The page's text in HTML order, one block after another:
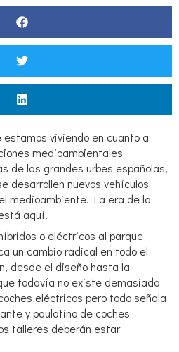
viviendo en cuanto a
medioambientales
de las grandes urbes españolas,
desarrollen nuevos vehículos
medioambiente. La era de la
aquí.
o eléctricos al parque
un cambio radical en todo el
desde el diseño hasta la
todavía no existe demasiada
eléctricos pero todo señala
y paulatino de coches
talleres deberán estar